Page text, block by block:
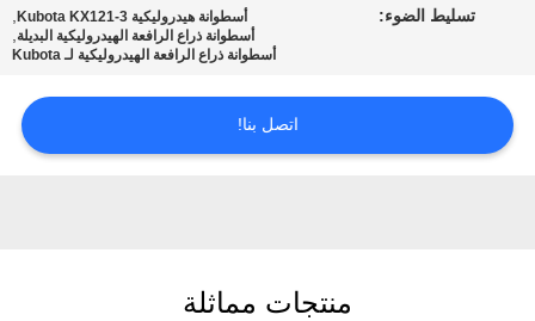
أخبار
تسليط الضوء: أسطوانة هيدروليكية Kubota KX121-3 ,
أسطوانة ذراع الرافعة الهيدروليكية البديلة,
أسطوانة ذراع الرافعة الهيدروليكية لـ Kubota
اتصل بنا!
منتجات مماثلة